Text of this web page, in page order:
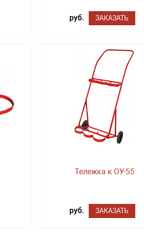
руб. ЗАКАЗАТЬ
Тележка к ОУ-55
руб. ЗАКАЗАТЬ